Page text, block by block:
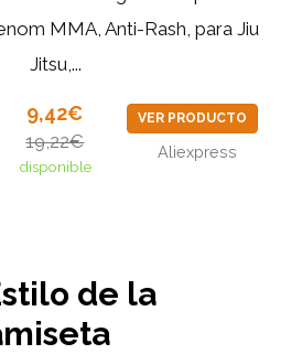
MMA, Anti-Rash, para Jiu
Jitsu,...
9,42€
19,22€
disponible
VER PRODUCTO
Aliexpress
de la